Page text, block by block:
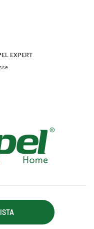
EXPERT